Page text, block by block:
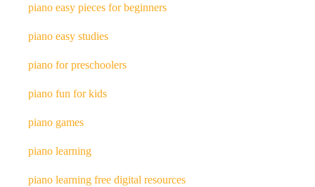
piano easy pieces for beginners
piano easy studies
piano for preschoolers
piano fun for kids
piano games
piano learning
piano learning free digital resources